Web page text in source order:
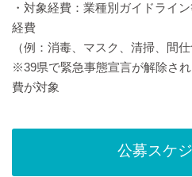
・対象経費：業種別ガイドライ
経費
（例：消毒、マスク、清掃、間
※39県で緊急事態宣言が解除さ
費が対象
公募スケ